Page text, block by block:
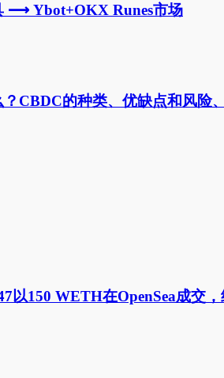
⟶ Ybot+OKX Runes市场
CBDC的种类、优缺点和风险
以150 WETH在OpenSea成交